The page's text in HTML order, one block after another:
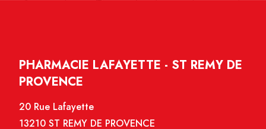
PHARMACIE LAFAYETTE - ST REMY DE
PROVENCE
20 Rue Lafayette
13210 ST REMY DE PROVENCE